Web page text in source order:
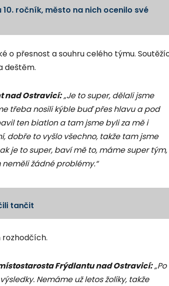
ročník, město na nich ocenilo své
o přesnost a souhru celého týmu.
deštěm.
nad Ostravicí:„Je to super, dělali jsme
třeba nosili kýble buď přes hlavu a pod
ten biatlon a tam jsme byli za mě i
dobře to vyšlo všechno, takže tam jsme
je to super, baví mě to, máme super tým,
žádné problémy.“
tančit
rozhodčích.
Frýdlantu nad Ostravicí:„Po
Nemáme už letos žolíky, takže